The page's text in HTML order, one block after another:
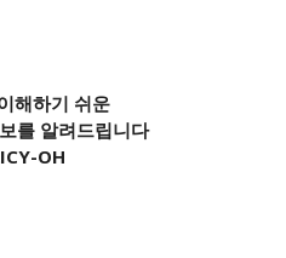
해하기 쉬운
를 알려드립니다
OH